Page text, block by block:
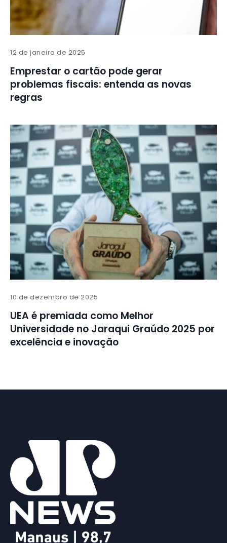
12 de janeiro de 2025
Emprestar o cartão pode gerar
problemas fiscais: entenda as novas
regras
10 de dezembro de 2025
UEA é premiada como Melhor
Universidade no Jaraqui Graúdo 2025 por
excelência e inovação